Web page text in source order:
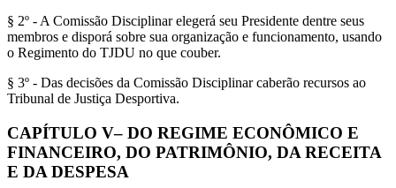
§ 2º - A Comissão Disciplinar elegerá seu Presidente dentre seus
membros e disporá sobre sua organização e funcionamento, usando
o Regimento do TJDU no que couber.
§ 3º - Das decisões da Comissão Disciplinar caberão recursos ao
Tribunal de Justiça Desportiva.
CAPÍTULO V– DO REGIME ECONÔMICO E
FINANCEIRO, DO PATRIMÔNIO, DA RECEITA
E DA DESPESA